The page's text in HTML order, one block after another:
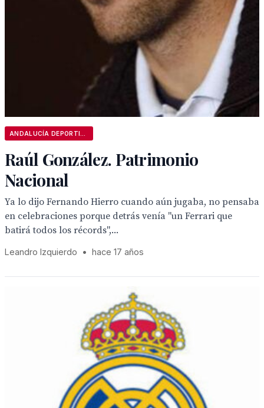
Raúl González. Patrimonio
Nacional
Ya lo dijo Fernando Hierro cuando aún jugaba, no pensaba
en celebraciones porque detrás venía "un Ferrari que
batirá todos los récords",...
Leandro Izquierdo • hace 17 años